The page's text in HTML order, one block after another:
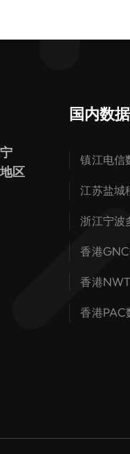
区
国内数
镇江电信
江苏盐城
浙江宁波
香港
香港
香港PAC